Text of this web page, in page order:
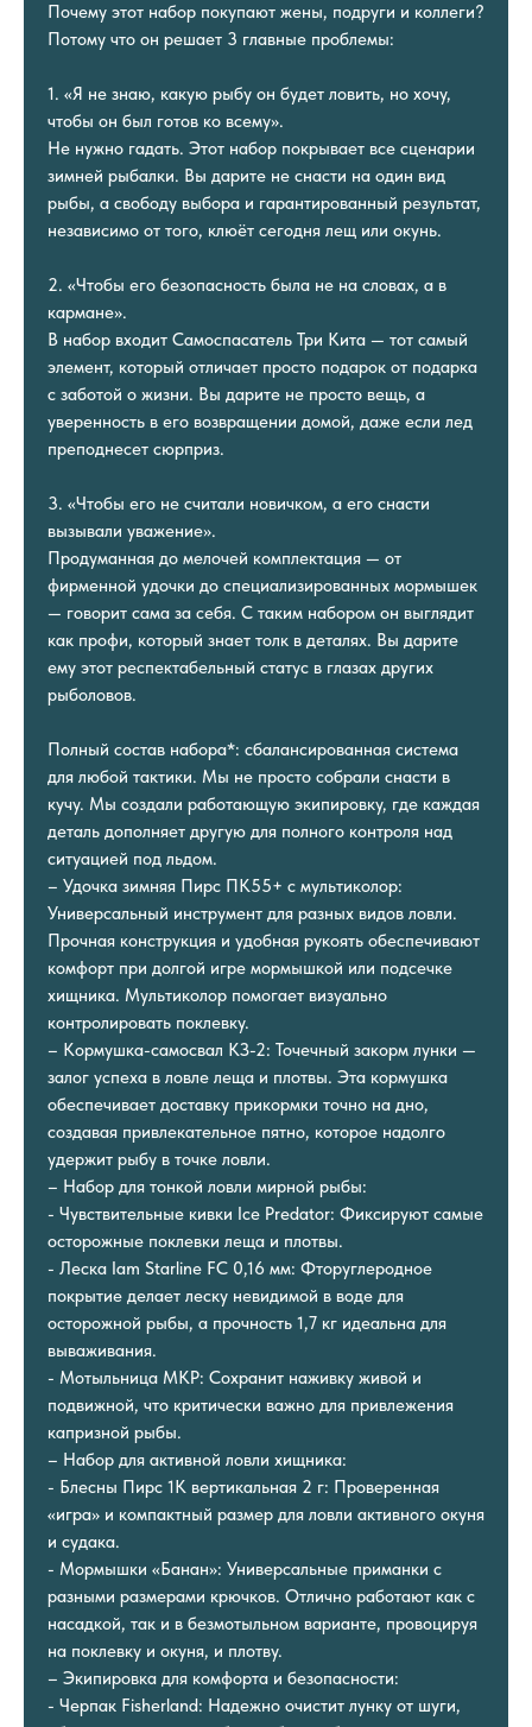
Почему этот набор покупают жены, подруги и коллеги?
Потому что он решает 3 главные проблемы:
1. «Я не знаю, какую рыбу он будет ловить, но хочу,
чтобы он был готов ко всему».
Не нужно гадать. Этот набор покрывает все сценарии
зимней рыбалки. Вы дарите не снасти на один вид
рыбы, а свободу выбора и гарантированный результат,
независимо от того, клюёт сегодня лещ или окунь.
2. «Чтобы его безопасность была не на словах, а в
кармане».
В набор входит Самоспасатель Три Кита — тот самый
элемент, который отличает просто подарок от подарка
с заботой о жизни. Вы дарите не просто вещь, а
уверенность в его возвращении домой, даже если лед
преподнесет сюрприз.
3. «Чтобы его не считали новичком, а его снасти
вызывали уважение».
Продуманная до мелочей комплектация — от
фирменной удочки до специализированных мормышек
— говорит сама за себя. С таким набором он выглядит
как профи, который знает толк в деталях. Вы дарите
ему этот респектабельный статус в глазах других
рыболовов.
Полный состав набора*: сбалансированная система
для любой тактики. Мы не просто собрали снасти в
кучу. Мы создали работающую экипировку, где каждая
деталь дополняет другую для полного контроля над
ситуацией под льдом.
– Удочка зимняя Пирс ПК55+ с мультиколор:
Универсальный инструмент для разных видов ловли.
Прочная конструкция и удобная рукоять обеспечивают
комфорт при долгой игре мормышкой или подсечке
хищника. Мультиколор помогает визуально
контролировать поклевку.
– Кормушка-самосвал КЗ-2: Точечный закорм лунки —
залог успеха в ловле леща и плотвы. Эта кормушка
обеспечивает доставку прикормки точно на дно,
создавая привлекательное пятно, которое надолго
удержит рыбу в точке ловли.
– Набор для тонкой ловли мирной рыбы:
- Чувствительные кивки Ice Predator: Фиксируют самые
осторожные поклевки леща и плотвы.
- Леска Iam Starline FC 0,16 мм: Фторуглеродное
покрытие делает леску невидимой в воде для
осторожной рыбы, а прочность 1,7 кг идеальна для
вываживания.
- Мотыльница МКР: Сохранит наживку живой и
подвижной, что критически важно для привлежения
капризной рыбы.
– Набор для активной ловли хищника:
- Блесны Пирс 1К вертикальная 2 г: Проверенная
«игра» и компактный размер для ловли активного окуня
и судака.
- Мормышки «Банан»: Универсальные приманки с
разными размерами крючков. Отлично работают как с
насадкой, так и в безмотыльном варианте, провоцируя
на поклевку и окуня, и плотву.
– Экипировка для комфорта и безопасности:
- Черпак Fisherland: Надежно очистит лунку от шуги,